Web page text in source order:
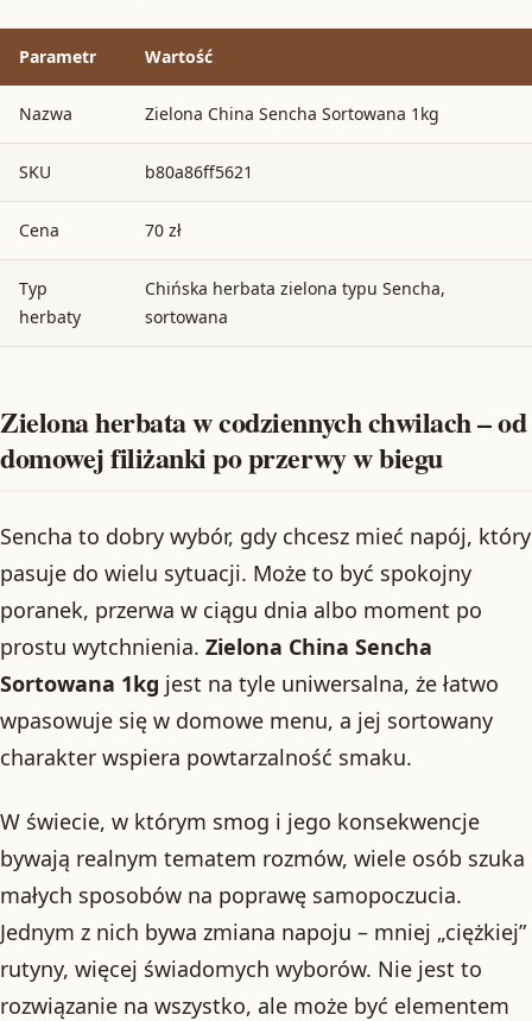
Parametr Wartość
Nazwa Zielona China Sencha Sortowana 1kg
SKU b80a86ff5621
Cena 70 zł
Typ
herbaty
Chińska herbata zielona typu Sencha,
sortowana
Zielona herbata w codziennych chwilach – od
domowej filiżanki po przerwy w biegu
Sencha to dobry wybór, gdy chcesz mieć napój, który
pasuje do wielu sytuacji. Może to być spokojny
poranek, przerwa w ciągu dnia albo moment po
prostu wytchnienia. Zielona China Sencha
Sortowana 1kg jest na tyle uniwersalna, że łatwo
wpasowuje się w domowe menu, a jej sortowany
charakter wspiera powtarzalność smaku.
W świecie, w którym smog i jego konsekwencje
bywają realnym tematem rozmów, wiele osób szuka
małych sposobów na poprawę samopoczucia.
Jednym z nich bywa zmiana napoju – mniej „ciężkiej”
rutyny, więcej świadomych wyborów. Nie jest to
rozwiązanie na wszystko, ale może być elementem